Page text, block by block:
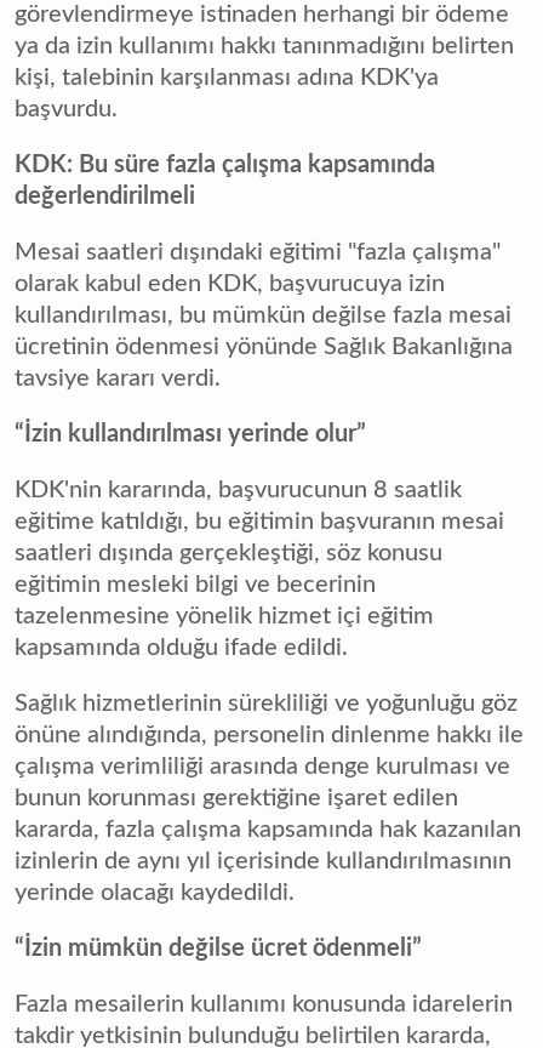
görevlendirmeye istinaden herhangi bir ödeme
ya da izin kullanımı hakkı tanınmadığını belirten
kişi, talebinin karşılanması adına KDK'ya
başvurdu.
KDK: Bu süre fazla çalışma kapsamında
değerlendirilmeli
Mesai saatleri dışındaki eğitimi "fazla çalışma"
olarak kabul eden KDK, başvurucuya izin
kullandırılması, bu mümkün değilse fazla mesai
ücretinin ödenmesi yönünde Sağlık Bakanlığına
tavsiye kararı verdi.
“İzin kullandırılması yerinde olur”
KDK'nin kararında, başvurucunun 8 saatlik
eğitime katıldığı, bu eğitimin başvuranın mesai
saatleri dışında gerçekleştiği, söz konusu
eğitimin mesleki bilgi ve becerinin
tazelenmesine yönelik hizmet içi eğitim
kapsamında olduğu ifade edildi.
Sağlık hizmetlerinin sürekliliği ve yoğunluğu göz
önüne alındığında, personelin dinlenme hakkı ile
çalışma verimliliği arasında denge kurulması ve
bunun korunması gerektiğine işaret edilen
kararda, fazla çalışma kapsamında hak kazanılan
izinlerin de aynı yıl içerisinde kullandırılmasının
yerinde olacağı kaydedildi.
“İzin mümkün değilse ücret ödenmeli”
Fazla mesailerin kullanımı konusunda idarelerin
takdir yetkisinin bulunduğu belirtilen kararda,